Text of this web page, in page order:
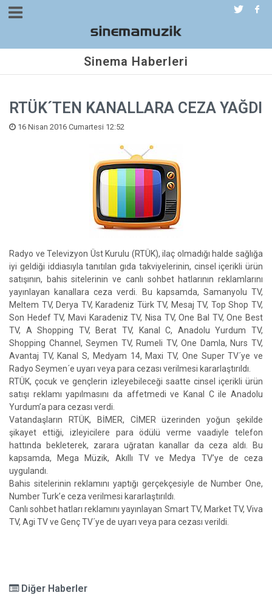
Sinema Haberleri
RTÜK´TEN KANALLARA CEZA YAĞDI
16 Nisan 2016 Cumartesi 12:52
Radyo ve Televizyon Üst Kurulu (RTÜK), ilaç olmadığı halde sağlığa
iyi geldiği iddiasıyla tanıtılan gıda takviyelerinin, cinsel içerikli ürün
satışının, bahis sitelerinin ve canlı sohbet hatlarının reklamlarını
yayınlayan kanallara ceza verdi. Bu kapsamda, Samanyolu TV,
Meltem TV, Derya TV, Karadeniz Türk TV, Mesaj TV, Top Shop TV,
Son Hedef TV, Mavi Karadeniz TV, Nisa TV, One Bal TV, One Best
TV, A Shopping TV, Berat TV, Kanal C, Anadolu Yurdum TV,
Shopping Channel, Seymen TV, Rumeli TV, One Damla, Nurs TV,
Avantaj TV, Kanal S, Medyam 14, Maxi TV, One Super TV´ye ve
Radyo Seymen´e uyarı veya para cezası verilmesi kararlaştırıldı.
RTÜK, çocuk ve gençlerin izleyebileceği saatte cinsel içerikli ürün
satışı reklamı yapılmasını da affetmedi ve Kanal C ile Anadolu
Yurdum’a para cezası verdi.
Vatandaşların RTÜK, BİMER, CİMER üzerinden yoğun şekilde
şikayet ettiği, izleyicilere para ödülü verme vaadiyle telefon
hattında bekleterek, zarara uğratan kanallar da ceza aldı. Bu
kapsamda, Mega Müzik, Akıllı TV ve Medya TV’ye de ceza
uygulandı.
Bahis sitelerinin reklamını yaptığı gerçekçesiyle de Number One,
Number Turk’e ceza verilmesi kararlaştırıldı.
Canlı sohbet hatları reklamını yayınlayan Smart TV, Market TV, Viva
TV, Agi TV ve Genç TV´ye de uyarı veya para cezası verildi.
Diğer Haberler